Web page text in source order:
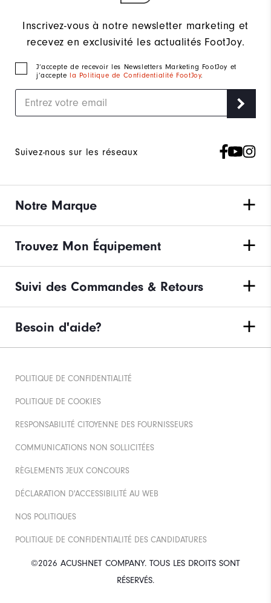
Inscrivez-vous à notre newsletter marketing et
recevez en exclusivité les actualités FootJoy.
J‘accepte de recevoir les Newsletters Marketing FootJoy et
j’accepte la Politique de Confidentialité FootJoy.
Suivez-nous sur les réseaux
Notre Marque
Trouvez Mon Équipement
Suivi des Commandes & Retours
Besoin d'aide?
©2026 ACUSHNET COMPANY. TOUS LES DROITS SONT
RÉSERVÉS.
POLITIQUE DE CONFIDENTIALITÉ
POLITIQUE DE COOKIES
RESPONSABILITÉ CITOYENNE DES FOURNISSEURS
COMMUNICATIONS NON SOLLICITÉES
RÈGLEMENTS JEUX CONCOURS
DÉCLARATION D'ACCESSIBILITÉ AU WEB
NOS POLITIQUES
POLITIQUE DE CONFIDENTIALITÉ DES CANDIDATURES